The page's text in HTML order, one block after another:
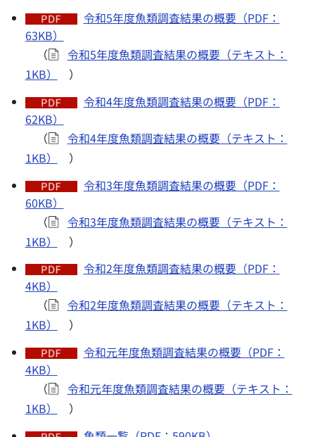
令和5年度魚類調査結果の概要（PDF：
63KB）
（
令和5年度魚類調査結果の概要（テキスト：
1KB）
）
令和4年度魚類調査結果の概要（PDF：
62KB）
（
令和4年度魚類調査結果の概要（テキスト：
1KB）
）
令和3年度魚類調査結果の概要（PDF：
60KB）
（
令和3年度魚類調査結果の概要（テキスト：
1KB）
）
令和2年度魚類調査結果の概要（PDF：
4KB）
（
令和2年度魚類調査結果の概要（テキスト：
1KB）
）
令和元年度魚類調査結果の概要（PDF：
4KB）
（
令和元年度魚類調査結果の概要（テキスト：
1KB）
）